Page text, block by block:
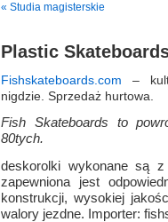
« Studia magisterskie
Plastic
Fishskateboards.com –
nigdzie. Sprzedaż hurtowa.
Fish Skateboards to
80tych.
deskorolki wykonane są
zapewniona jest
konstrukcji, wysokiej
walory jezdne. Importer: